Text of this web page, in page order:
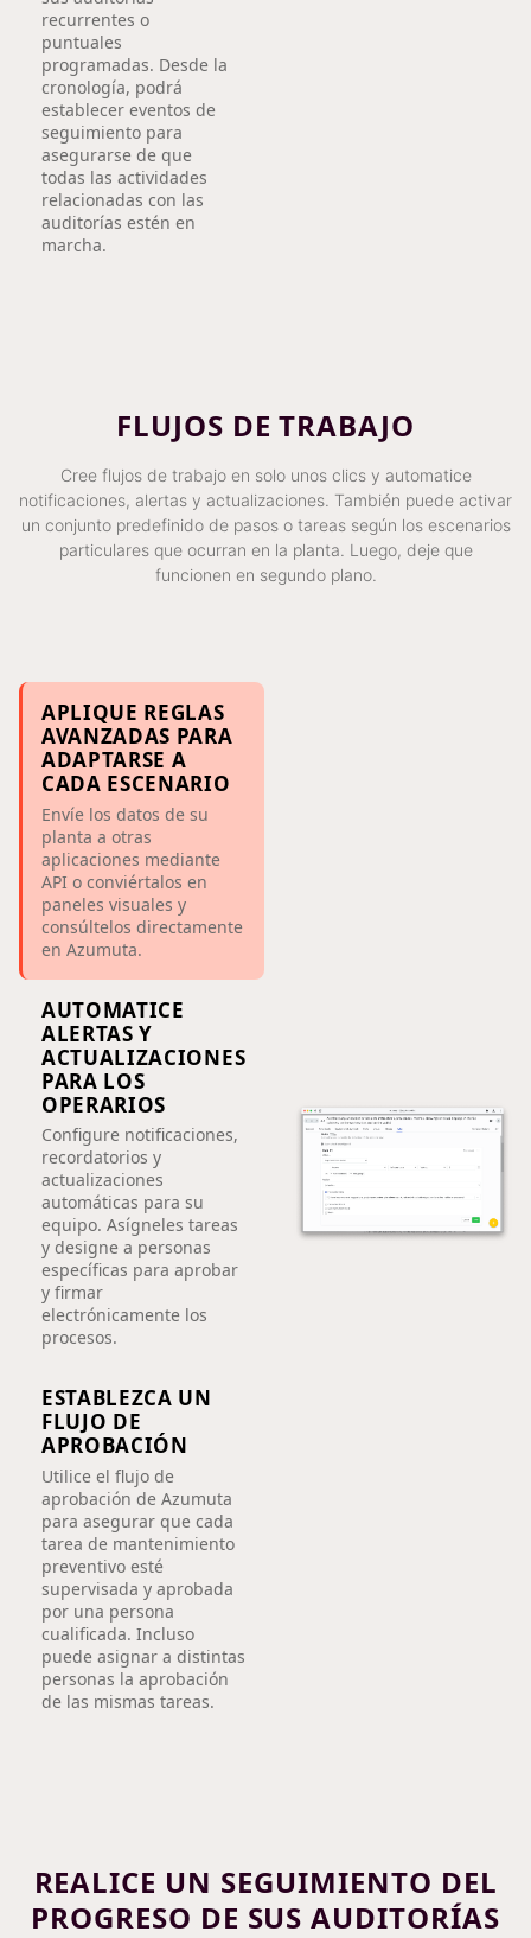
recurrentes o
puntuales
programadas. Desde la
cronología, podrá
establecer eventos de
seguimiento para
asegurarse de que
todas las actividades
relacionadas con las
auditorías estén en
marcha.
FLUJOS DE TRABAJO
Cree flujos de trabajo en solo unos clics y automatice
notificaciones, alertas y actualizaciones. También puede activar
un conjunto predefinido de pasos o tareas según los escenarios
particulares que ocurran en la planta. Luego, deje que
funcionen en segundo plano.
APLIQUE REGLAS
AVANZADAS PARA
ADAPTARSE A
CADA ESCENARIO
Envíe los datos de su
planta a otras
aplicaciones mediante
API o conviértalos en
paneles visuales y
consúltelos directamente
en Azumuta.
AUTOMATICE
ALERTAS Y
ACTUALIZACIONES
PARA LOS
OPERARIOS
Configure notificaciones,
recordatorios y
actualizaciones
automáticas para su
equipo. Asígneles tareas
y designe a personas
específicas para aprobar
y firmar
electrónicamente los
procesos.
ESTABLEZCA UN
FLUJO DE
APROBACIÓN
Utilice el flujo de
aprobación de Azumuta
para asegurar que cada
tarea de mantenimiento
preventivo esté
supervisada y aprobada
por una persona
cualificada. Incluso
puede asignar a distintas
personas la aprobación
de las mismas tareas.
REALICE UN SEGUIMIENTO DEL
PROGRESO DE SUS AUDITORÍAS